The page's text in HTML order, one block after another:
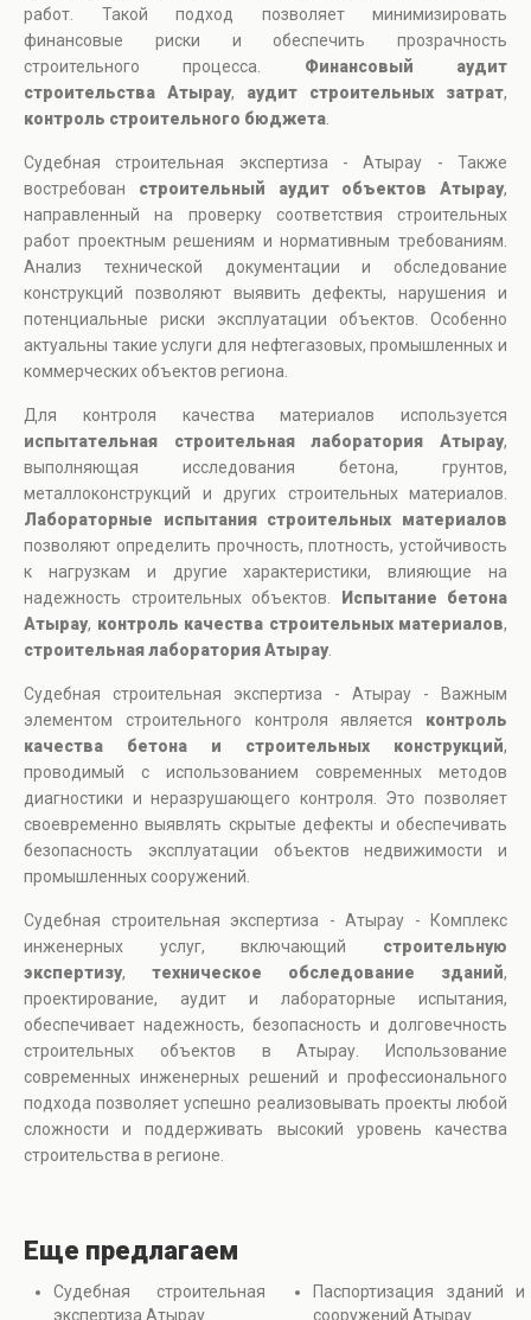
работ. Такой подход позволяет минимизировать
финансовые риски и обеспечить прозрачность
строительного процесса. Финансовый аудит
строительства Атырау, аудит строительных затрат,
контроль строительного бюджета
Судебная строительная экспертиза - Атырау - Также
востребован строительный аудит объектов Атырау,
направленный на проверку соответствия строительных
работ проектным решениям и нормативным требованиям.
Анализ технической документации и обследование
конструкций позволяют выявить дефекты, нарушения и
потенциальные риски эксплуатации объектов. Особенно
актуальны такие услуги для нефтегазовых, промышленных и
коммерческих объектов региона.
Для контроля качества материалов используется
испытательная строительная лаборатория Атырау,
выполняющая исследования бетона, грунтов,
металлоконструкций и других строительных материалов.
Лабораторные испытания строительных материалов
позволяют определить прочность, плотность, устойчивость
к нагрузкам и другие характеристики, влияющие на
надежность строительных объектов.
Испытание бетона
Атырау, контроль качества строительных материалов,
строительная лаборатория Атырау.
Судебная строительная экспертиза - Атырау - Важным
элементом строительного контроля является контроль
качества бетона и строительных конструкций,
проводимый с использованием современных методов
диагностики и неразрушающего контроля. Это позволяет
своевременно выявлять скрытые дефекты и обеспечивать
безопасность эксплуатации объектов недвижимости и
промышленных сооружений.
Судебная строительная экспертиза - Атырау - Комплекс
инженерных услуг, включающий строительную
экспертизу, техническое обследование зданий,
проектирование, аудит и лабораторные испытания,
обеспечивает надежность, безопасность и долговечность
строительных объектов в Атырау. Использование
современных инженерных решений и профессионального
подхода позволяет успешно реализовывать проекты любой
сложности и поддерживать высокий уровень качества
строительства в регионе.
Еще предлагаем
Судебная строительная
экспертиза Атырау
Паспортизация зданий и
сооружений Атырау